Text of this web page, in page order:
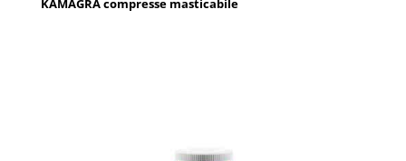
KAMAGRA compresse masticabile